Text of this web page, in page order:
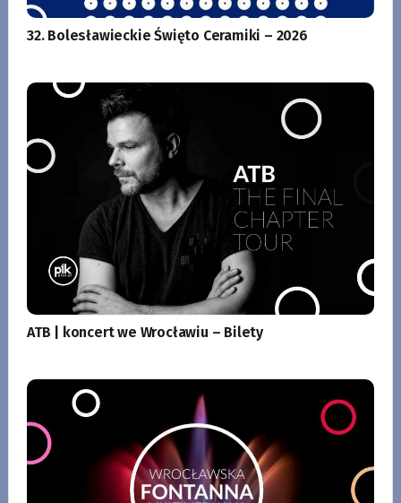
32. Bolesławieckie Święto Ceramiki – 2026
ATB | koncert we Wrocławiu – Bilety